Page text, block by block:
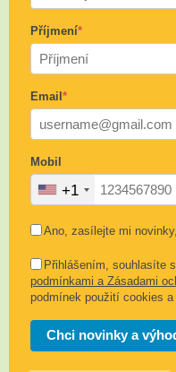
Příjmení*
Email *
Mobil
+1
Ano, zasílejte mi
Přihlášením, souhlasíte s
podmínkami a Zásadami
podmínek použití cookies
Chci novinky a